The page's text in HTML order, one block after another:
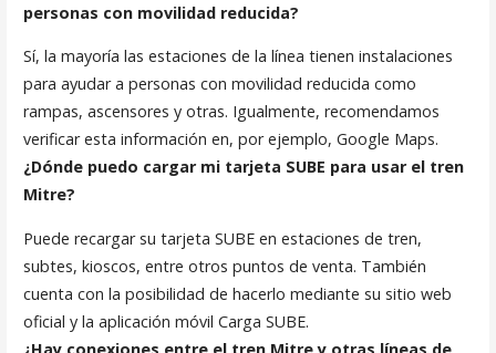
personas con movilidad reducida?
Sí, la mayoría las estaciones de la línea tienen instalaciones
para ayudar a personas con movilidad reducida como
rampas, ascensores y otras. Igualmente, recomendamos
verificar esta información en, por ejemplo, Google Maps.
¿Dónde puedo cargar mi tarjeta SUBE para usar el tren
Mitre?
Puede recargar su tarjeta SUBE en estaciones de tren,
subtes, kioscos, entre otros puntos de venta. También
cuenta con la posibilidad de hacerlo mediante su sitio web
oficial y la aplicación móvil Carga SUBE.
¿Hay conexiones entre el tren Mitre y otras líneas de